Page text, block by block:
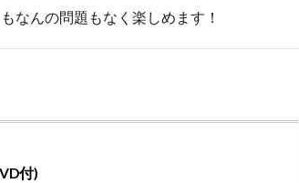
なんの問題もなく楽しめます！
付)